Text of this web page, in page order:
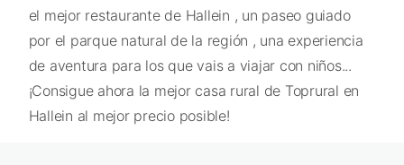
el mejor restaurante de Hallein , un paseo guiado
por el parque natural de la región , una experiencia
de aventura para los que vais a viajar con niños...
¡Consigue ahora la mejor casa rural de Toprural en
Hallein al mejor precio posible!